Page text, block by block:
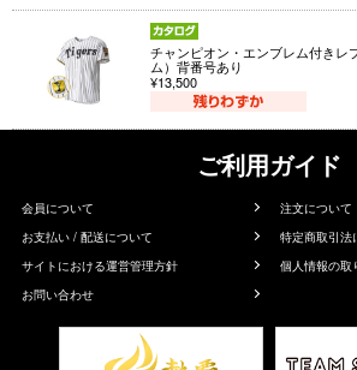
チャンピオン・エンブレム付きレ
ム）背番号あり
¥13,500
ご利用ガイド
会員について
注文について
お支払い / 配送について
特定商取引法
サイトにおける運営管理方針
個人情報の取
お問い合わせ